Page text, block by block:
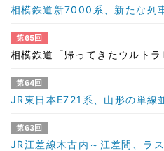
相模鉄道新7000系、新たな列
第65回
相模鉄道「帰ってきたウルトラ
第64回
JR東日本E721系、山形の単線
第63回
JR江差線木古内～江差間、ラ